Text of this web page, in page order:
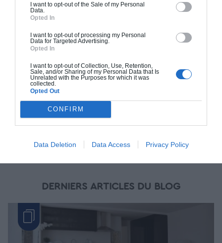
I want to opt-out of the Sale of my Personal
Data.
Opted In
I want to opt-out of processing my Personal
Data for Targeted Advertising.
Opted In
I want to opt-out of Collection, Use, Retention,
Sale, and/or Sharing of my Personal Data that Is
Unrelated with the Purposes for which it was
collected.
Opted Out
CONFIRM
Data Deletion Data Access Privacy Policy
Types de couverture toiture
d’une maison contre les intempéries(...)
DERNIERS ARTICLES DU BLOG